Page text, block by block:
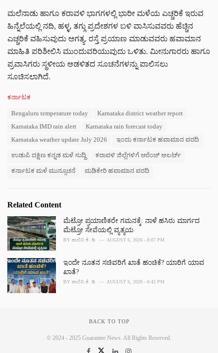
ಮಲೆನಾಡು ಹಾಗೂ ಕರಾವಳಿ ಭಾಗಗಳಲ್ಲಿ ಭಾರೀ ಮಳೆಯ ಎಚ್ಚರಿಕೆ ಇರುವ
ಹಿನ್ನೆಲೆಯಲ್ಲಿ ನದಿ, ಹಳ್ಳ, ತಗ್ಗು ಪ್ರದೇಶಗಳ ಬಳಿ ವಾಸಿಸುವವರು ಹೆಚ್ಚಿನ
ಎಚ್ಚರಿಕೆ ವಹಿಸುವುದು ಅಗತ್ಯ. ರಸ್ತೆ ಪ್ರಯಾಣ ಮಾಡುವವರು ಹವಾಮಾನ
ಮಾಹಿತಿ ಪರಿಶೀಲಿಸಿ ಮುಂದುವರಿಯುವುದು ಒಳಿತು. ಮೀನುಗಾರರು ಹಾಗೂ
ಪ್ರವಾಸಿಗರು ಸ್ಥಳೀಯ ಆಡಳಿತದ ಸೂಚನೆಗಳನ್ನು ಪಾಲಿಸಲು
ಸೂಚಿಸಲಾಗಿದೆ.
C
ಕರ್ನಾಟಕ
Bengaluru temperature today
Karnataka district weather report
Karnataka IMD rain alert
Karnataka rain forecast today
Karnataka weather update July 2026
ಇಂದು ಕರ್ನಾಟಕ ಹವಾಮಾನ ವರದಿ
ಉಡುಪಿ ದಕ್ಷಿಣ ಕನ್ನಡ ಮಳೆ ಸುದ್ದಿ ಕರಾವಳಿ ಜಿಲ್ಲೆಗಳಿಗೆ ಆರೆಂಜ್ ಅಲರ್ಟ್
ಕರ್ನಾಟಕ ಮಳೆ ಮುನ್ಸೂಚನೆ ಮಡಿಕೇರಿ ಹವಾಮಾನ ವರದಿ
Related Content
ಮೆಟ್ರೋ ಪ್ರಯಾಣಿಕರೇ ಗಮನಕ್ಕೆ: ನಾಳೆ ಹಸಿರು ಮಾರ್ಗದ
ಮೆಟ್ರೋ ಸೇವೆಯಲ್ಲಿ ವ್ಯತ್ಯಯ
BY ಶಾಲಿನಿ ಕೆ. ಡಿ AUGUST 6, 2026 - 8:07 PM
ಇಂದೇ ನೂತನ ಸಚಿವರಿಗೆ ಖಾತೆ ಹಂಚಿಕೆ? ಯಾರಿಗೆ ಯಾವ
ಖಾತೆ?
BY ಶಾಲಿನಿ ಕೆ. ಡಿ AUGUST 6, 2026 - 6:42 PM
BACK TO TOP
© 2024 - 2025 Guarantee News. All Rights Reserved.